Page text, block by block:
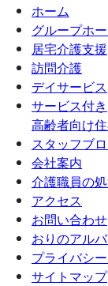
ホーム
グループホ
居宅介護支援
訪問介護
デイサービス
サービス付き
高齢者向け
スタッフブ
会社案内
介護職員の
アクセス
お問い合わせ
おりのアル
プライバシ
サイトマップ